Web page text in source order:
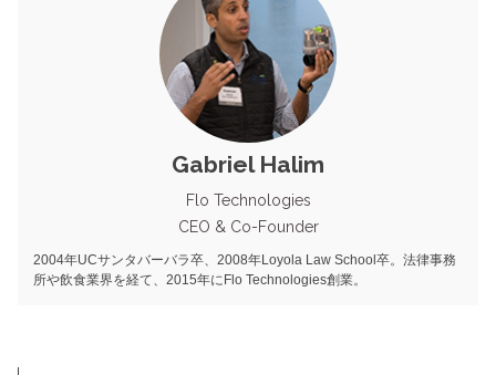
Gabriel Halim
Flo Technologies
CEO & Co-Founder
2004年UCサンタバーバラ卒、2008年Loyola Law School卒。法律事務
所や飲食業界を経て、2015年にFlo Technologies創業。